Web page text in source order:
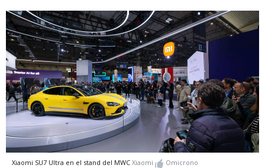
Xiaomi SU7 Ultra en el stand del MWC Xiaomi Omicrono